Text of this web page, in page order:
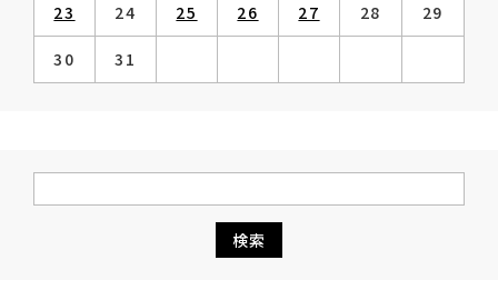
23 24 25 26 27 28 29
30 31